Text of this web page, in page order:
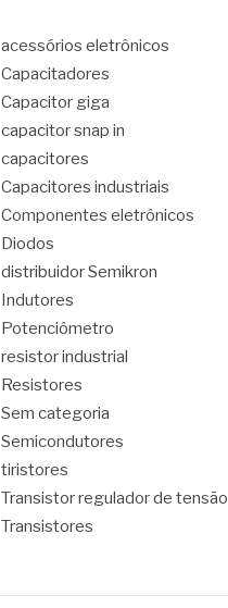
acessórios eletrônicos
Capacitadores
Capacitor giga
capacitor snap in
capacitores
Capacitores industriais
Componentes eletrônicos
Diodos
distribuidor Semikron
Indutores
Potenciômetro
resistor industrial
Resistores
Sem categoria
Semicondutores
tiristores
Transistor regulador de tensão
Transistores